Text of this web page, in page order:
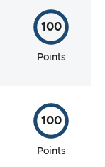
100
Points
100
Points